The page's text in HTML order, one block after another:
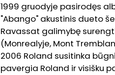
1999 gruodyje pasirodęs
"Abango" akustinis dueto
Ravassat galimybę
(Monrealyje, Mont
2006 Roland susitinka
pavergia Roland ir visišku